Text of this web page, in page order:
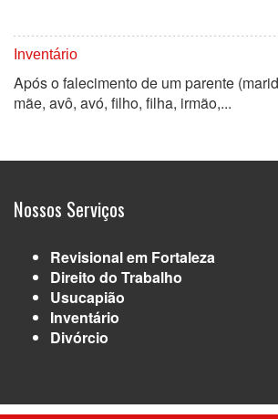
Inventário
Após o falecimento de um parente
mãe, avô, avó, filho, filha, irmão,...
Nossos Serviços
Revisional em Fortaleza
Direito do Trabalho
Usucapião
Inventário
Divórcio